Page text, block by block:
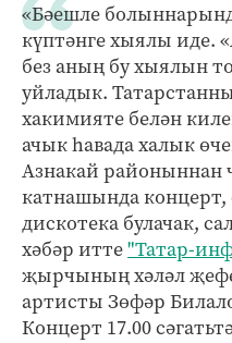
«Бәешле
күптәнге хыялы иде.
без аның бу хыялын
уйладык.
хакимияте белән
ачык һавада халык
Азнакай районыннан
катнашында
дискотека булачак,
хәбәр итте"Татар-
җырчының хәләл
артисты Зөфәр
Концерт 17.00